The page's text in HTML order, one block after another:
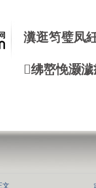
瀵逛笉璧凤
绋嶅悗灏
文